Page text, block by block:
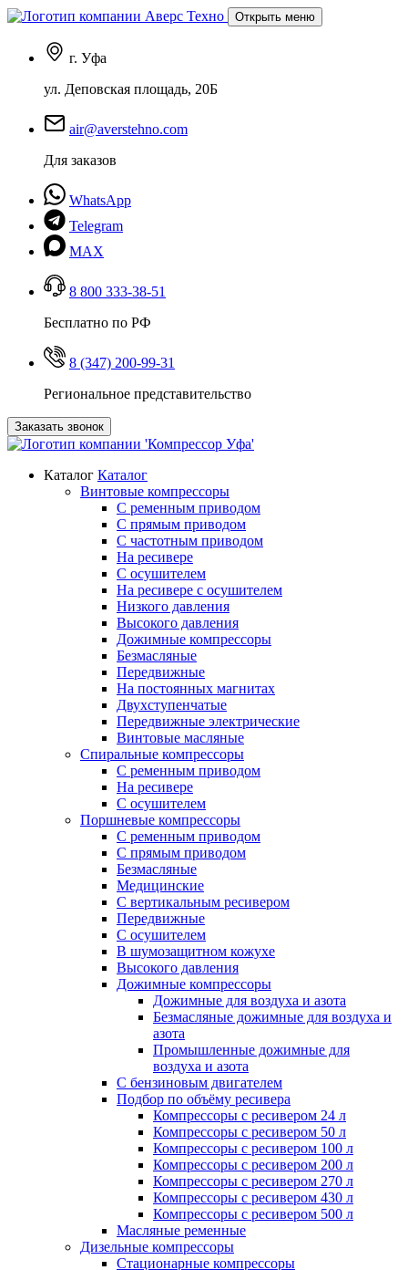
Открыть меню
г. Уфа
ул. Деповская площадь, 20Б
air@averstehno.com
Для заказов
WhatsApp
Telegram
MAX
8 800 333-38-51
Бесплатно по РФ
8 (347) 200-99-31
Региональное представительство
Заказать звонок
Каталог Каталог
Винтовые компрессоры
С ременным приводом
С прямым приводом
С частотным приводом
На ресивере
С осушителем
На ресивере с осушителем
Низкого давления
Высокого давления
Дожимные компрессоры
Безмасляные
Передвижные
На постоянных магнитах
Двухступенчатые
Передвижные электрические
Винтовые масляные
Спиральные компрессоры
С ременным приводом
На ресивере
С осушителем
Поршневые компрессоры
С ременным приводом
С прямым приводом
Безмасляные
Медицинские
С вертикальным ресивером
Передвижные
С осушителем
В шумозащитном кожухе
Высокого давления
Дожимные компрессоры
Дожимные для воздуха и азота
Безмасляные дожимные для воздуха и
азота
Промышленные дожимные для
воздуха и азота
С бензиновым двигателем
Подбор по объёму ресивера
Компрессоры с ресивером 24 л
Компрессоры с ресивером 50 л
Компрессоры с ресивером 100 л
Компрессоры с ресивером 200 л
Компрессоры с ресивером 270 л
Компрессоры с ресивером 430 л
Компрессоры с ресивером 500 л
Масляные ременные
Дизельные компрессоры
Стационарные компрессоры